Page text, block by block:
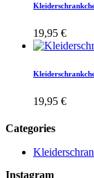
19,95 €
19,95 €
Categories
Instagram